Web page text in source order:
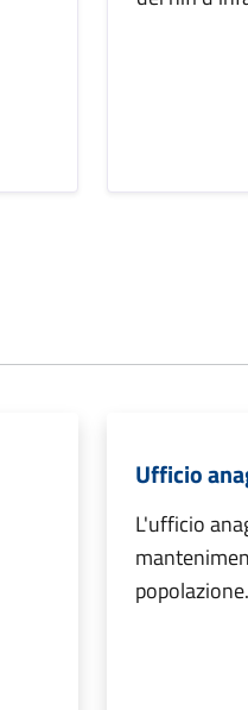
Ufficio
L'ufficio
popolazione.